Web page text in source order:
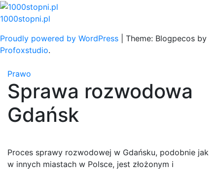
Skip
to
1000stopni.pl
Proudly powered by WordPress
Theme: Blogpecos by
Profoxstudio.
Prawo
Sprawa rozwodowa
Gdańsk
Proces sprawy rozwodowej w Gdańsku, podobnie jak
w innych miastach w Polsce, jest złożonym i